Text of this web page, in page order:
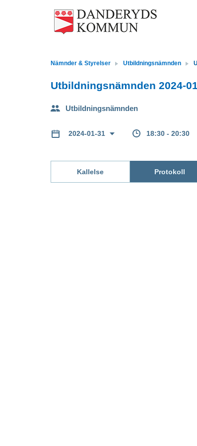
Nämnder & Styrelser Utbildningsnämnden
Utbildningsnämnden 2024-
Utbildningsnämnden
2024-01-31 18:30 - 20:30
Kallelse Protokoll